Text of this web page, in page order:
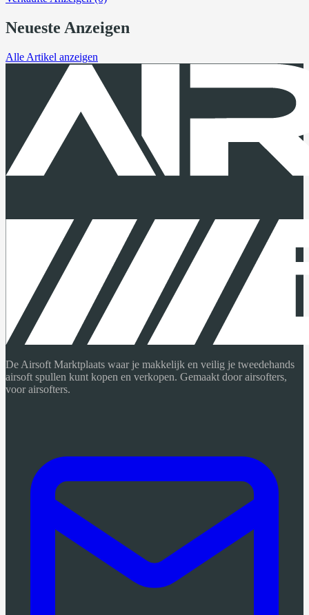
Neueste Anzeigen
Alle Artikel anzeigen
De Airsoft Marktplaats waar je makkelijk en veilig je tweedehands
airsoft spullen kunt kopen en verkopen. Gemaakt door airsofters,
voor airsofters.